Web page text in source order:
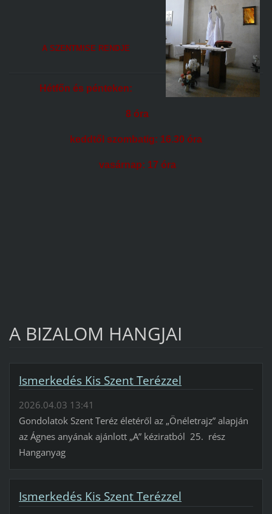
A SZENTMISE RENDJE
Hétfőn és pénteken:
8 óra
keddtől szombatig: 16.30 óra
vasárnap: 17 óra
A BIZALOM HANGJAI
Ismerkedés Kis Szent Terézzel
2026.04.03 13:41
Gondolatok Szent Teréz életéről az „Önéletrajz” alapján
az Ágnes anyának ajánlott „A” kéziratból 25. rész
Hanganyag
Ismerkedés Kis Szent Terézzel